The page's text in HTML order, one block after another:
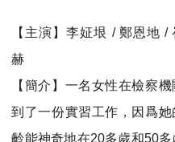
【主演】李姃垠 / 鄭恩地 /
赫
【簡介】一名女性在檢察
到了一份實習工作，因爲她
齡能神奇地在20多歲和50多